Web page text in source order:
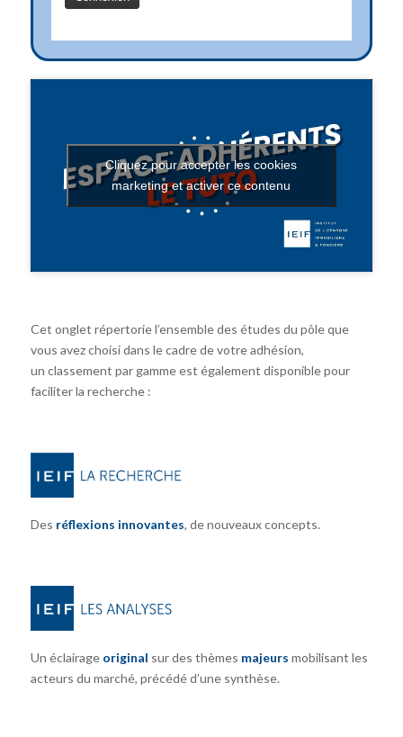
Cliquez pour accepter les cookies
marketing et activer ce contenu
Cet onglet répertorie l’ensemble des études du pôle que
vous avez choisi dans le cadre de votre adhésion,
un classement par gamme est également disponible pour
faciliter la recherche :
Des réflexions innovantes, de nouveaux concepts.
Un éclairage original sur des thèmes majeurs mobilisant les
acteurs du marché, précédé d’une synthèse.